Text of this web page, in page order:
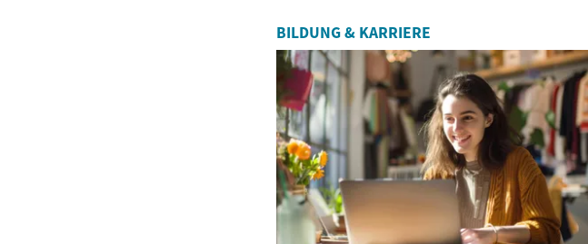
BILDUNG & KARRIERE